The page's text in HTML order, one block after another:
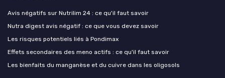
Avis négatifs sur Nutrilim 24 : ce qu'il faut savoir
Nutra digest avis négatif : ce que vous devez savoir
Les risques potentiels liés à Pondimax
Effets secondaires des meno actifs : ce qu'il faut savoir
Les bienfaits du manganèse et du cuivre dans les oligosols